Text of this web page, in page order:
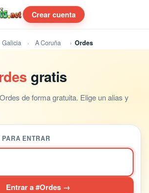
Crear cuenta
Galicia A Coruña Ordes
gratis
de forma gratuita. Elige un alias y
ENTRAR
Entrar a #Ordes →